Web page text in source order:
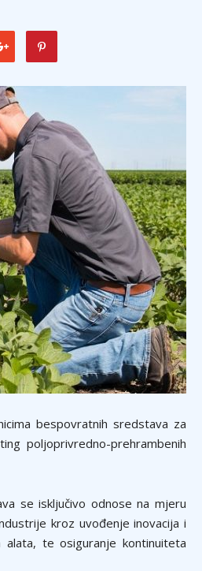
bespovratnih sredstava za
poljoprivredno-prehrambenih
se isključivo odnose na mjeru
kroz uvođenje inovacija i
te osiguranje kontinuiteta